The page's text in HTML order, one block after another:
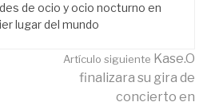
de ocio y ocio nocturno en
lugar del mundo
Artículo siguiente Kase.O
finalizara su gira de
concierto en